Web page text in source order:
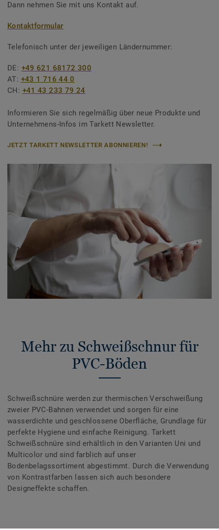
Dann nehmen Sie mit uns Kontakt auf.
Kontaktformular
Telefonisch unter der jeweiligen Ländernummer:
DE: +49 621 68172 300
AT: +43 1 716 44 0
CH: +41 43 233 79 24
Informieren Sie sich regelmäßig über neue Produkte und
Unternehmens-Infos im Tarkett Newsletter.
JETZT TARKETT NEWSLETTER ABONNIEREN!
Mehr zu Schweißschnur für
PVC-Böden
Schweißschnüre werden zur thermischen Verschweißung
zweier PVC-Bahnen verwendet und sorgen für eine
wasserdichte und geschlossene Oberfläche, Grundlage für
perfekte Hygiene und einfache Reinigung. Tarkett
Schweißschnüre sind erhältlich in den Varianten Uni und
Multicolor und sind farblich auf unser
Bodenbelagssortiment abgestimmt. Durch die Verwendung
von Kontrastfarben lassen sich auch besondere
Designeffekte schaffen.